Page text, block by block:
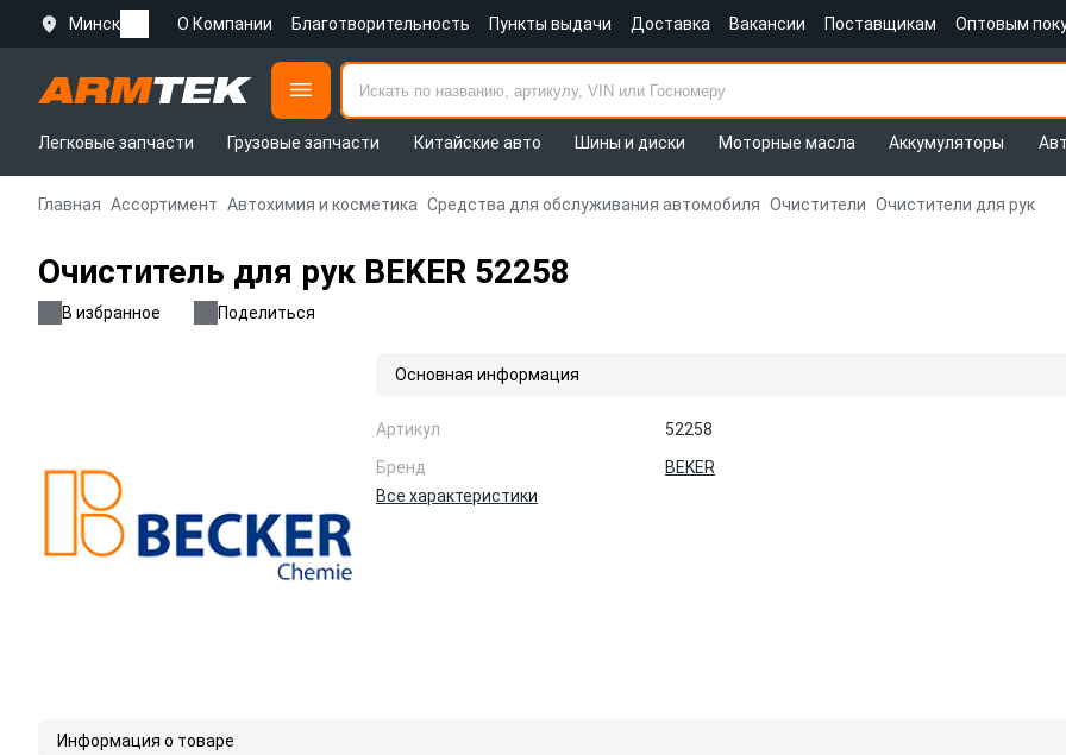
Минск О Компании Благотворительность Пункты выдачи Доставка Вакансии Поставщикам Оптовым
Легковые запчасти
Грузовые запчасти Китайские авто Шины и диски Моторные масла Аккумуляторы
Главная Ассортимент Автохимия и косметика Средства для обслуживания автомобиля Очистители Очистители для рук
Очиститель для рук BEKER 52258
В избранное Поделиться
Основная информация
Артикул
52258
Бренд
BEKER
Все характеристики
Информация о товаре